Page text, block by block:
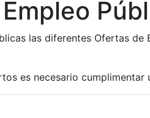
las diferentes Ofertas
es necesario